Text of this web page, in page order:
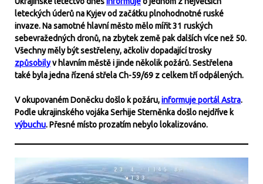
leteckých úderů na Kyjev od začátku plnohodnotné ruské
invaze. Na samotné hlavní město mělo mířit 31 ruských
sebevražedných dronů, na zbytek země pak dalších více než 50.
Všechny měly být sestřeleny, ačkoliv dopadající trosky
způsobilyv hlavním městě i jinde několik požárů. Sestřelena
také byla jedna řízená střela Ch-59/69 z celkem tří odpálených.
V okupovaném Doněcku došlo k požáru,informuje portál Astra.
Podle ukrajinského vojáka Serhije Sterněnka došlo nejdříve k
výbuchu. Přesné místo prozatím nebylo lokalizováno.